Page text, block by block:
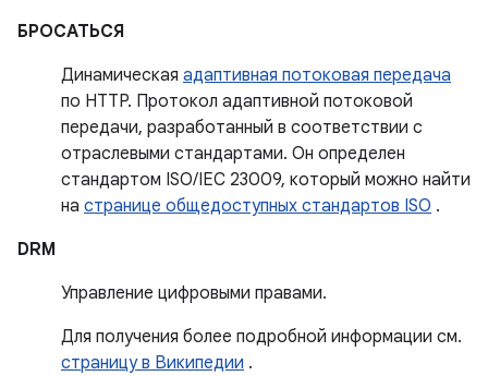
БРОСАТЬСЯ
Динамическая адаптивная потоковая передача
по HTTP. Протокол адаптивной потоковой
передачи, разработанный в соответствии с
отраслевыми стандартами. Он определен
стандартом ISO/IEC 23009, который можно найти
на странице общедоступных стандартов ISO .
DRM
Управление цифровыми правами.
Для получения более подробной информации см.
страницу в Википедии .